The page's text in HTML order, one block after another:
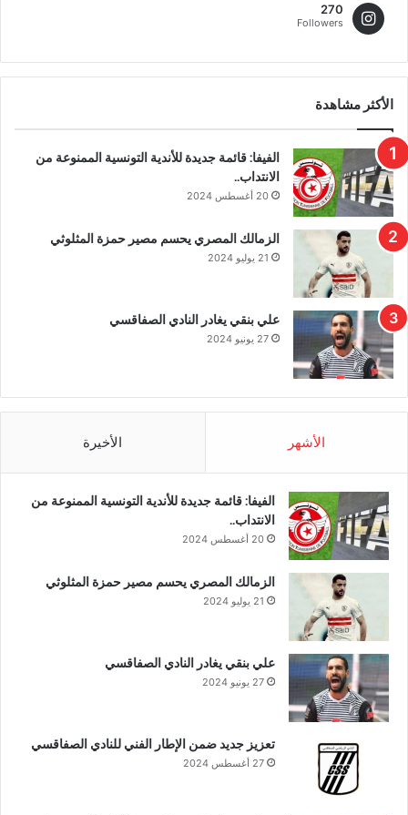
270
Followers
الأكثر مشاهدة
الفيفا: قائمة جديدة للأندية التونسية الممنوعة من
الانتداب..
20 أغسطس 2024
الزمالك المصري يحسم مصير حمزة المثلوثي
21 يوليو 2024
علي بنقي يغادر النادي الصفاقسي
27 يونيو 2024
الأشهر الأخيرة
الفيفا: قائمة جديدة للأندية التونسية الممنوعة من
الانتداب..
20 أغسطس 2024
الزمالك المصري يحسم مصير حمزة المثلوثي
21 يوليو 2024
علي بنقي يغادر النادي الصفاقسي
27 يونيو 2024
تعزيز جديد ضمن الإطار الفني للنادي الصفاقسي
27 أغسطس 2024